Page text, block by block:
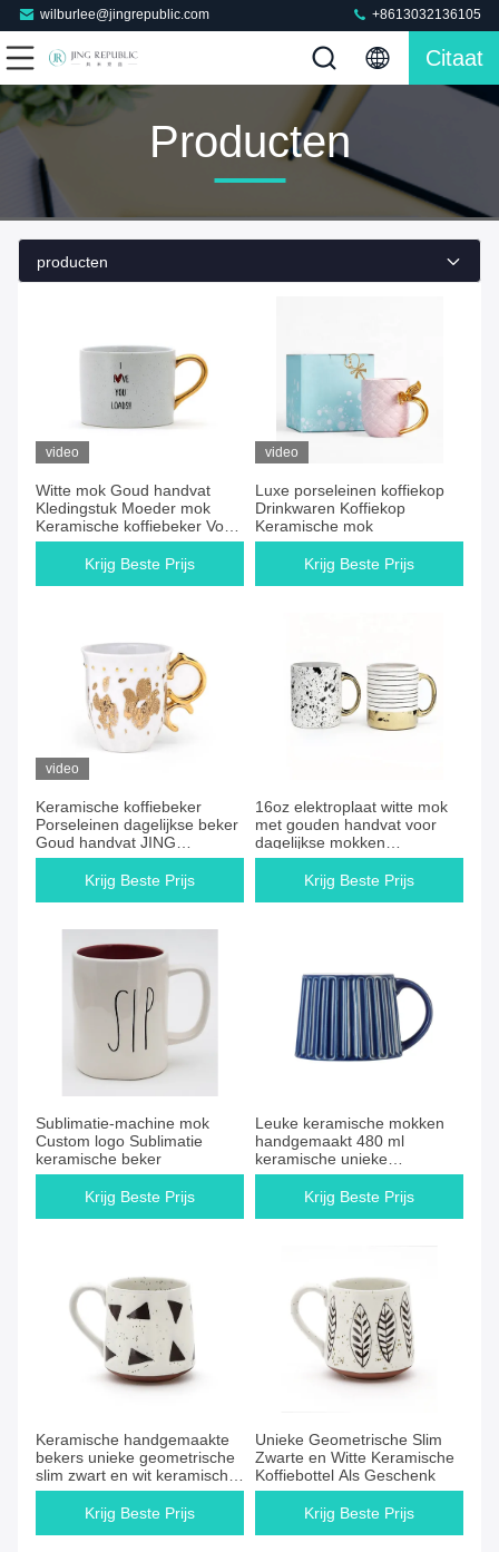
wilburlee@jingrepublic.com +8613032136105
Citaat
Producten
producten
video
Witte mok Goud handvat
Kledingstuk Moeder mok
Keramische koffiebeker Voor
Moedersdag beker Maak
Krijg Beste Prijs
video
Luxe porseleinen koffiekop
Drinkwaren Koffiekop
Keramische mok
Krijg Beste Prijs
video
Keramische koffiebeker
Porseleinen dagelijkse beker
Goud handvat JING
REPUBLIC
Krijg Beste Prijs
16oz elektroplaat witte mok
met gouden handvat voor
dagelijkse mokken
persoonlijkheid 5 x 3-3/4 x 4-
3/8 "rondeKrijg Beste Prijs
Sublimatie-machine mok
Custom logo Sublimatie
keramische beker
Krijg Beste Prijs
Leuke keramische mokken
handgemaakt 480 ml
keramische unieke
koffiebeker met lijnen
Krijg Beste Prijs
Keramische handgemaakte
bekers unieke geometrische
slim zwart en wit keramische
koffiebeker als cadeau
Krijg Beste Prijs
Unieke Geometrische Slim
Zwarte en Witte Keramische
Koffiebottel Als Geschenk
Krijg Beste Prijs